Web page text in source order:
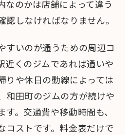
なのかは店舗によって違う
認しなければなりません。
すいのが通うための周辺コ
近くのジムであれば通いや
りや休日の動線によっては
和田町のジムの方が続けや
す。交通費や移動時間も、
コストです。料金表だけで